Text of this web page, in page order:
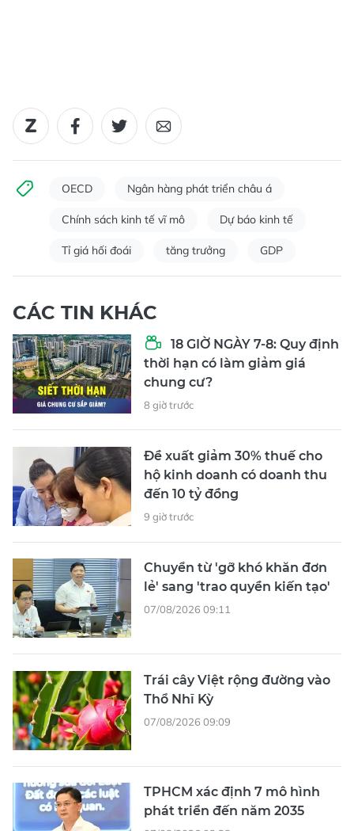
OECD Ngân hàng phát triển châu á
Chính sách kinh tế vĩ mô Dự báo kinh tế
Tỉ giá hối đoái tăng trưởng GDP
CÁC TIN KHÁC
18 GIỜ NGÀY 7-8: Quy định
thời hạn có làm giảm giá
chung cư?
8 giờ trước
Đề xuất giảm 30% thuế cho
hộ kinh doanh có doanh thu
đến 10 tỷ đồng
9 giờ trước
Chuyển từ 'gỡ khó khăn đơn
lẻ' sang 'trao quyền kiến tạo'
07/08/2026 09:11
Trái cây Việt rộng đường vào
Thổ Nhĩ Kỳ
07/08/2026 09:09
TPHCM xác định 7 mô hình
phát triển đến năm 2035